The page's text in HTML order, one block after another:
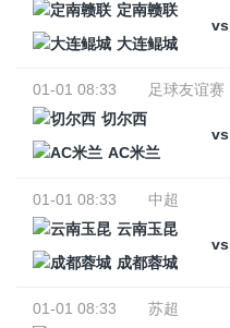
定南赣联
vs
大连鲲城
01-01 08:33
足球友谊赛
切尔西
vs
AC米兰
01-01 08:33
中超
云南玉昆
vs
成都蓉城
01-01 08:33
苏超